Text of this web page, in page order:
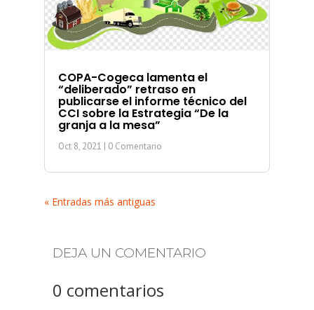
COPA-Cogeca lamenta el
“deliberado” retraso en
publicarse el informe técnico del
CCI sobre la Estrategia “De la
granja a la mesa”
Oct 8, 2021 | 0 Comentario
« Entradas más antiguas
DEJA UN COMENTARIO
0 comentarios